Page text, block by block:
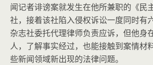
闻记者诽谤案就发生在他所兼职的《民
社，接着该社陷入侵权诉讼一度同时有
杂志社委托代理律师负责应诉，但他身
人，了解事实经过，也能接触到案情材
些新闻领域新出现的法律问题。